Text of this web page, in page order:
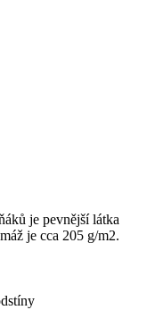
je pevnější látka
je cca 205 g/m2.